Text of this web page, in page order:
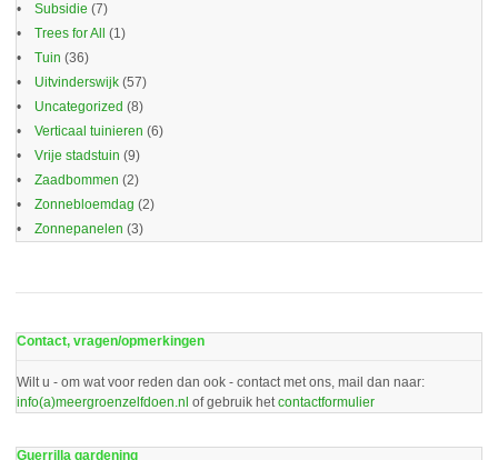
Subsidie (7)
Trees for All
(1)
Tuin (36)
Uitvinderswijk (57)
Uncategorized (8)
Verticaal tuinieren (6)
Vrije stadstuin (9)
Zaadbommen (2)
Zonnebloemdag (2)
Zonnepanelen (3)
Contact, vragen/opmerkingen
Wilt u - om wat voor reden dan ook - contact met ons, mail dan naar:
info(a)meergroenzelfdoen.nl of gebruik het contactformulier
Guerrilla gardening